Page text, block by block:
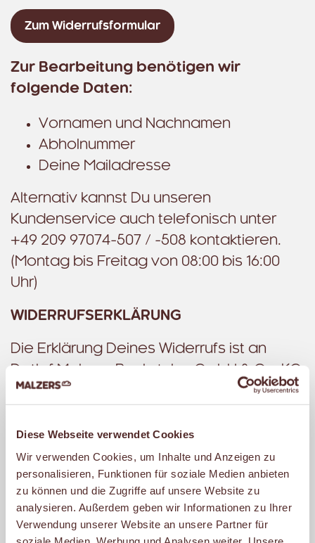
Diese Webseite verwendet Cookies
Wir verwenden Cookies, um Inhalte und Anzeigen zu
personalisieren, Funktionen für soziale Medien anbieten
zu können und die Zugriffe auf unsere Website zu
analysieren. Außerdem geben wir Informationen zu Ihrer
Verwendung unserer Website an unsere Partner für
Zum Widerrufsformular
Zur Bearbeitung benötigen wir
folgende Daten:
Vornamen und Nachnamen
Abholnummer
Deine Mailadresse
Alternativ kannst Du unseren
Kundenservice auch telefonisch unter
+49 209 97074-507 / -508 kontaktieren.
(Montag bis Freitag von 08:00 bis 16:00
Uhr)
WIDERRUFSERKLÄRUNG
Die Erklärung Deines Widerrufs ist an
Detlef Malzers Backstube GmbH & Co. KG
Ulrichstraße 13, D 45891 Gelsenkirchen
Widerrufsformular genutzt werden:
Muster-Widerrufsformular
Wenn Du den Vertrag widerrufen